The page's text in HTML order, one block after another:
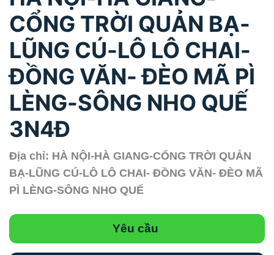
CỔNG TRỜI QUẢN BẠ-
LŨNG CÚ-LÔ LÔ CHAI-
ĐỒNG VĂN- ĐÈO MÃ PÌ
LÈNG-SÔNG NHO QUẾ
3N4Đ
Địa chỉ: HÀ NỘI-HÀ GIANG-CỔNG TRỜI QUẢN
BẠ-LŨNG CÚ-LÔ LÔ CHAI- ĐỒNG VĂN- ĐÈO MÃ
PÌ LÈNG-SÔNG NHO QUẾ
Yêu cầu